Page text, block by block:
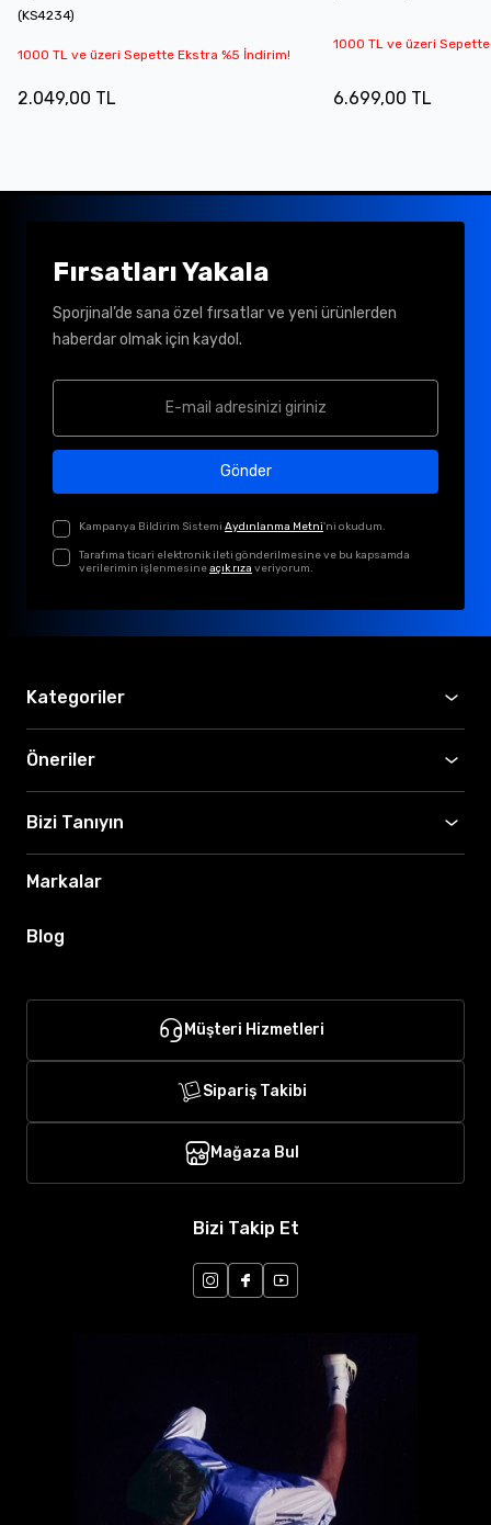
(KS4234)
1000 TL ve üzeri Sepette Ekstra %5 İndirim!
2.049,00 TL
1000 TL ve üzeri
6.699,00 TL
Fırsatları Yakala
Sporjinal’de sana özel fırsatlar ve yeni ürünlerden
haberdar olmak için kaydol.
Gönder
Kampanya Bildirim Sistemi Aydınlanma Metni'ni okudum.
Tarafıma ticari elektronik ileti gönderilmesine ve bu kapsamda
verilerimin işlenmesineaçık rıza veriyorum.
Kategoriler
Öneriler
Bizi Tanıyın
Markalar
Blog
Müşteri Hizmetleri
Sipariş Takibi
Mağaza Bul
Bizi Takip Et